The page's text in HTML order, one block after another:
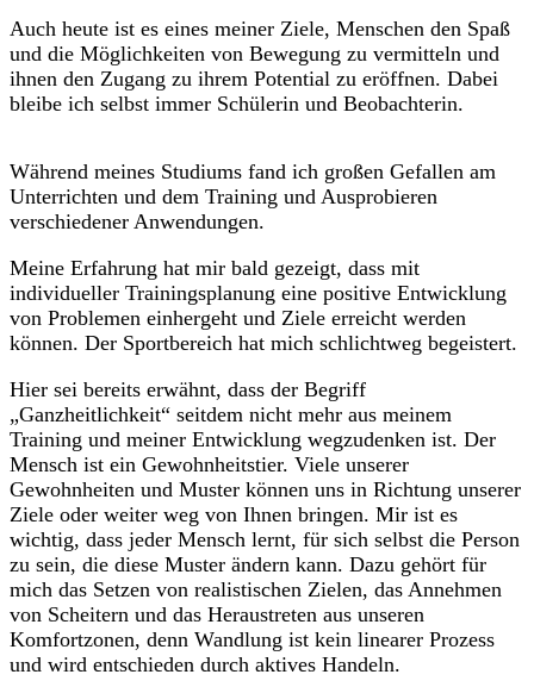
Auch heute ist es eines meiner Ziele, Menschen den Spaß
und die Möglichkeiten von Bewegung zu vermitteln und
ihnen den Zugang zu ihrem Potential zu eröffnen. Dabei
bleibe ich selbst immer Schülerin und Beobachterin.
Während meines Studiums fand ich großen Gefallen am
Unterrichten und dem Training und Ausprobieren
verschiedener Anwendungen.
Meine Erfahrung hat mir bald gezeigt, dass mit
individueller Trainingsplanung eine positive Entwicklung
von Problemen einhergeht und Ziele erreicht werden
können. Der Sportbereich hat mich schlichtweg begeistert.
Hier sei bereits erwähnt, dass der Begriff
„Ganzheitlichkeit“ seitdem nicht mehr aus meinem
Training und meiner Entwicklung wegzudenken ist. Der
Mensch ist ein Gewohnheitstier. Viele unserer
Gewohnheiten und Muster können uns in Richtung unserer
Ziele oder weiter weg von Ihnen bringen. Mir ist es
wichtig, dass jeder Mensch lernt, für sich selbst die Person
zu sein, die diese Muster ändern kann. Dazu gehört für
mich das Setzen von realistischen Zielen, das Annehmen
von Scheitern und das Heraustreten aus unseren
Komfortzonen, denn Wandlung ist kein linearer Prozess
und wird entschieden durch aktives Handeln.